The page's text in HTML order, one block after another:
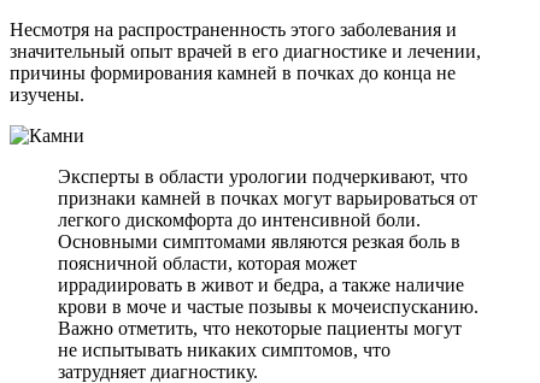
Несмотря на распространенность этого заболевания и
значительный опыт врачей в его диагностике и лечении,
причины формирования камней в почках до конца не
изучены.
Эксперты в области урологии подчеркивают, что
признаки камней в почках могут варьироваться от
легкого дискомфорта до интенсивной боли.
Основными симптомами являются резкая боль в
поясничной области, которая может
иррадиировать в живот и бедра, а также наличие
крови в моче и частые позывы к мочеиспусканию.
Важно отметить, что некоторые пациенты могут
не испытывать никаких симптомов, что
затрудняет диагностику.